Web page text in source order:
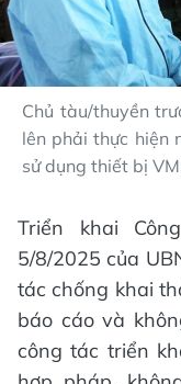
Chủ tàu/thuyền
lên phải thực hiện
sử dụng thiết bị
Triển khai
5/8/2025 của
tác chống khai
báo cáo và
công tác triển